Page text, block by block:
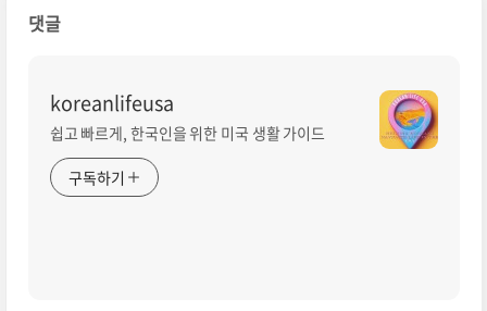
댓글
koreanlifeusa
쉽고 빠르게, 한국인을 위한 미국 생활 가이드
구독하기